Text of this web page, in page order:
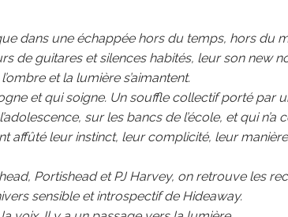
dans une échappée hors du temps, hors du
de guitares et silences habités, leur son new
et la lumière s’aimantent.
et qui soigne. Un souffle collectif porté par
sur les bancs de l’école, et qui n’a
affûté leur instinct, leur complicité, leur
Portishead et PJ Harvey, on retrouve les
sensible et introspectif de Hideaway.